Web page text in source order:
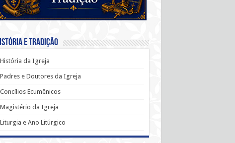
e Tradição
História da Igreja
Padres e Doutores da Igreja
Concílios Ecumênicos
Magistério da Igreja
Liturgia e Ano Litúrgico